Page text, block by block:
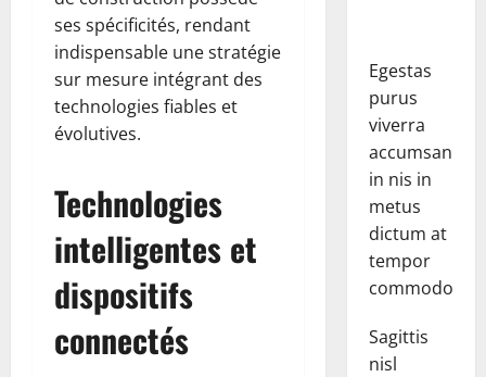
ses spécificités, rendant
indispensable une stratégie
sur mesure intégrant des
technologies fiables et
évolutives.
Technologies
intelligentes et
dispositifs
connectés
Egestas
purus
viverra
accumsan
in nis in
metus
dictum at
tempor
commodo.
Sagittis
nisl